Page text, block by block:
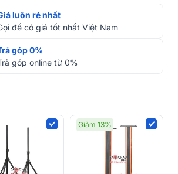
luôn rẻ nhất
để có giá tốt nhất Việt Nam
góp 0%
góp online từ 0%
Giảm 13%